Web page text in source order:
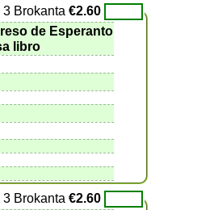
3 Brokanta€2.60
de Esperanto
libro
3 Brokanta€2.60